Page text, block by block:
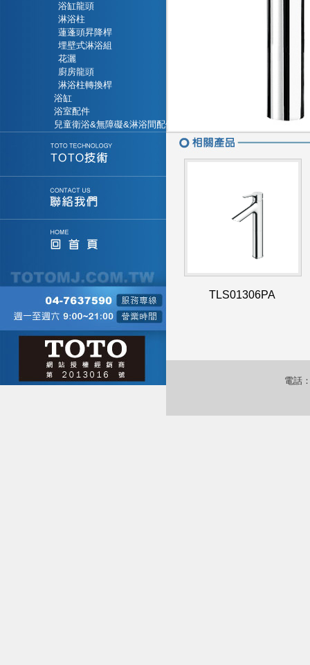
浴缸龍頭
淋浴柱
蓮蓬頭昇降桿
埋壁式淋浴組
花灑
廚房龍頭
淋浴柱轉換桿
浴缸
浴室配件
兒童衛浴&無障礙&淋浴間配件
TLS01306PA
電話